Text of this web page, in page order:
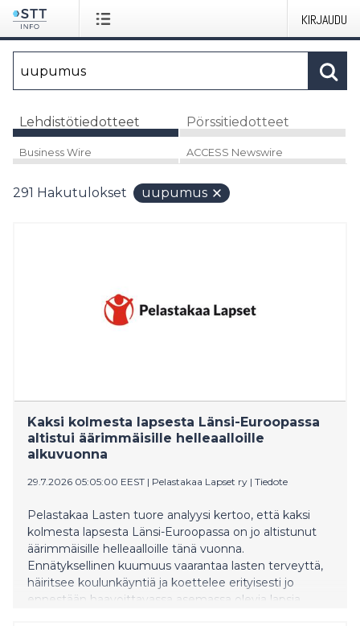
KIRJAUDU
Lehdistötiedotteet Pörssitiedotteet
Business Wire ACCESS Newswire
291 Hakutulokset uupumus
Kaksi kolmesta lapsesta Länsi-Euroopassa
altistui äärimmäisille helleaalloille
alkuvuonna
29.7.2026 05:05:00 EEST | Pelastakaa Lapset ry | Tiedote
Pelastakaa Lasten tuore analyysi kertoo, että kaksi
kolmesta lapsesta Länsi-Euroopassa on jo altistunut
äärimmäisille helleaalloille tänä vuonna.
Ennätyksellinen kuumuus vaarantaa lasten terveyttä,
häiritsee koulunkäyntiä ja koettelee erityisesti jo
ennestään haavoittavassa asemassa olevia lapsia.